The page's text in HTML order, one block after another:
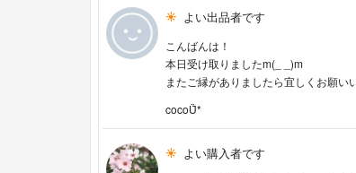
よい出品者です
こんばんは！
本日受け取りましたm(_ _)m
またご縁がありましたら宜しくお願い
cocoǕ*
よい購入者です